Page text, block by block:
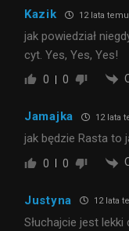
Kazik 12 lata temu
jak powiedział
cyt. Yes, Yes, Yes!
0 0
Jamajka 12 lata
jak będzie Rasta to
0 0
Justyna 12 lata
Słuchajcie jest